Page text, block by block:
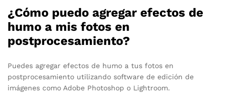
¿Cómo puedo agregar efectos de
humo a mis fotos en
postprocesamiento?
Puedes agregar efectos de humo a tus fotos en
postprocesamiento utilizando software de edición de
imágenes como Adobe Photoshop o Lightroom.